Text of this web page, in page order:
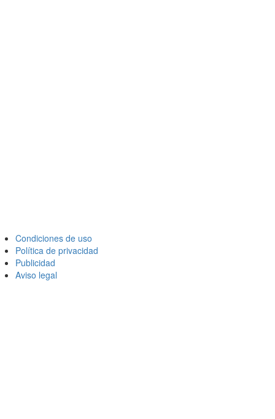
Condiciones de uso
Política de privacidad
Publicidad
Aviso legal